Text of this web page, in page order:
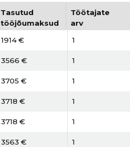
Tasutud
tööjõumaksud
Töötajate
arv
1914 € 1
3566 € 1
3705 € 1
3718 € 1
3718 € 1
3563 € 1